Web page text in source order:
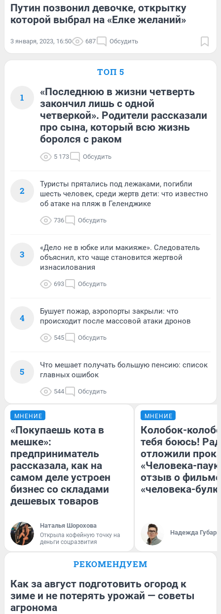
Путин позвонил девочке, открытку
которой выбрал на «Елке желаний»
3 января, 2023, 16:50 687 Обсудить
ТОП 5
1
«Последнюю в жизни четверть
закончил лишь с одной
четверкой». Родители рассказали
про сына, который всю жизнь
боролся с раком
5 173 Обсудить
2
Туристы прятались под лежаками, погибли
шесть человек, среди жертв дети: что известно
об атаке на пляж в Геленджике
736 Обсудить
3
«Дело не в юбке или макияже». Следователь
объяснил, кто чаще становится жертвой
изнасилования
693 Обсудить
4
Бушует пожар, аэропорты закрыли: что
происходит после массовой атаки дронов
545 Обсудить
5
Что мешает получать большую пенсию: список
главных ошибок
544 Обсудить
МНЕНИЕ
«Покупаешь кота в
мешке»:
предприниматель
рассказала, как на
самом деле устроен
бизнес со складами
дешевых товаров
Наталья Шорохова
Открыла кофейную точку на
деньги соцразвития
МНЕНИЕ
Колобок-
тебя боюсь!
отложили
«Человека-
отзыв о
«человека-
Надежда Губарь
РЕКОМЕНДУЕМ
Как за август подготовить огород к
зиме и не потерять урожай — советы
агронома